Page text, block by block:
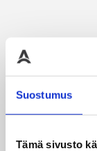
Suostumus
Tämä sivusto